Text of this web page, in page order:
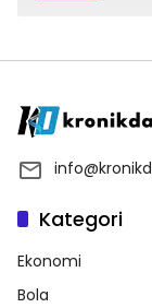
Kategori
Ekonomi
Bola